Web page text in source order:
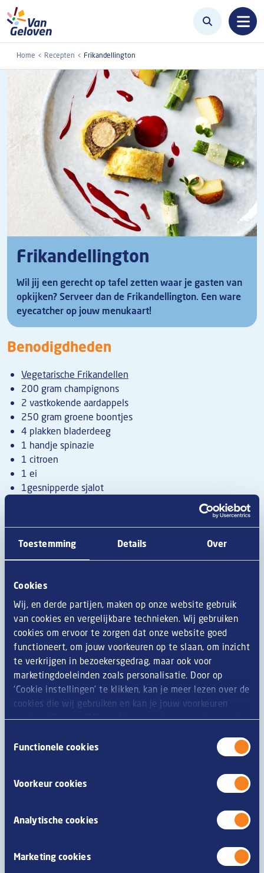
Toestemming Details Over
Cookies
Wij, en derde partijen, maken op onze website gebruik
van cookies en vergelijkbare technieken. Wij gebruiken
cookies om ervoor te zorgen dat onze website goed
functioneert, om jouw voorkeuren op te slaan, om inzicht
te verkrijgen in bezoekersgedrag, maar ook voor
marketingdoeleinden zoals personalisatie. Door op
‘Cookie instellingen’ te klikken, kan je meer lezen over de
cookies die wij gebruiken en kan je jouw voorkeuren
opslaan. Door op ‘Alle cookies accepteren en doorgaan’
cookies zoals omschreven in onze
Functionele cookies
Voorkeur cookies
Analytische cookies
Marketing cookies
Overslaan en naar de inhoud gaan
Home Recepten Frikandellington
Frikandellington
Wil jij een gerecht op tafel zetten waar je gasten van
opkijken? Serveer dan de Frikandellington. Een ware
eyecatcher op jouw menukaart!
Benodigdheden
Vegetarische Frikandellen
200 gram champignons
2 vastkokende aardappels
250 gram groene boontjes
4 plakken bladerdeeg
1 handje spinazie
1 citroen
1 ei
1gesnipperde sjalot
150 ml witte basissaus
15 gr roomboter
150 ml groentefond
4 takjes tijm
2 blaadjes laurier
1 tl truffeltapenade
Peper
Zout
Zo doe je dat
Verwarm de oven voor op 185 graden.
Hak de champignons in de keukenmachine met de
Verwarm een klontje roomboter in een anti-aanbak pan
hebben losgelaten. Kruid met zout en peper.
Verwarm daarna een klontje roomboter in een anti-
aanbakpan en bak er de vegetarische frikandellen met
de tijm mooi goudbruin in. Arroseer regelmatig met de
braadboter. Kruid met zout en peper. Neem uit de pan